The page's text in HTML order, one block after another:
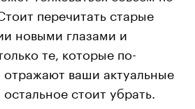
перечитать старые
новыми глазами и
те, которые по-
ваши актуальные
стоит убрать.